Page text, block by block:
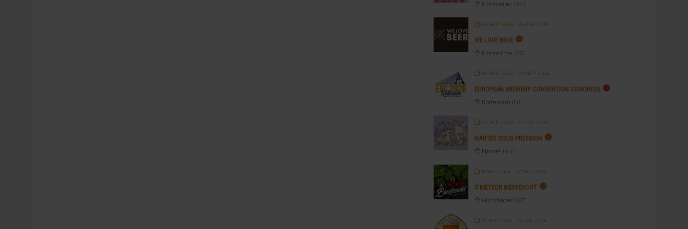
Montpellier (34)
04 SEP 2026 - 05 SEP 2026
WE LOVE BEER
Montélimar (26)
06 SEP 2026 - 09 SEP 2026
EUROPEAN BREWERY CONVENTION CONGRESS
Rotterdam (NL)
07 SEP 2026 - 13 SEP 2026
NANTES SOUS PRESSION
Nantes (44)
11 SEP 2026 - 12 SEP 2026
S’METEOR BIERFESCHT
Hochfelden (67)
12 SEP 2026 - 13 SEP 2026